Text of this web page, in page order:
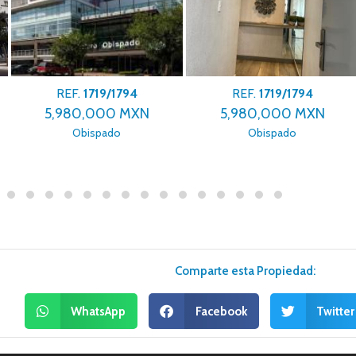
REF. 1719/1794
5,980,000 MXN
Obispado
REF. 1719/1794
5,980,000 MXN
Obispado
Comparte esta Propiedad:
WhatsApp Facebook Twitter